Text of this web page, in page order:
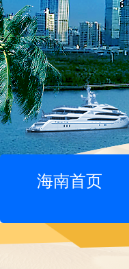
海南首页